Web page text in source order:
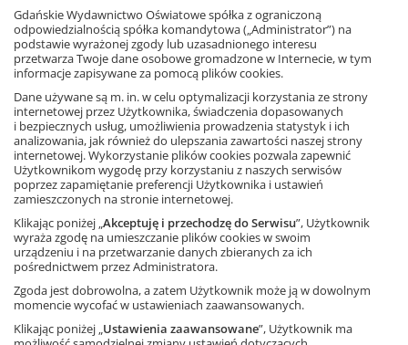
Systemy operacyjne, na których
można uruchomić program
Windows macOS Linux
Więcej informacji
Prosty w obsłudze program komputerowy dostępny
wyłącznie dla nauczycieli matematyki. Umożliwia
Ta strona używa plików cookies.
Gdańskie Wydawnictwo Oświatowe spółka z ograniczoną
odpowiedzialnością spółka komandytowa („Administrator”) na
podstawie wyrażonej zgody lub uzasadnionego interesu
przetwarza Twoje dane osobowe gromadzone w Internecie, w tym
informacje zapisywane za pomocą plików cookies.
Dane używane są m. in. w celu optymalizacji korzystania ze strony
internetowej przez Użytkownika, świadczenia dopasowanych
i bezpiecznych usług, umożliwienia prowadzenia statystyk i ich
analizowania, jak również do ulepszania zawartości naszej strony
internetowej. Wykorzystanie plików cookies pozwala zapewnić
Użytkownikom wygodę przy korzystaniu z naszych serwisów
poprzez zapamiętanie preferencji Użytkownika i ustawień
zamieszczonych na stronie internetowej.
Klikając poniżej „Akceptuję i przechodzę do Serwisu”, Użytkownik
wyraża zgodę na umieszczanie plików cookies w swoim
urządzeniu i na przetwarzanie danych zbieranych za ich
pośrednictwem przez Administratora.
Zgoda jest dobrowolna, a zatem Użytkownik może ją w dowolnym
momencie wycofać w ustawieniach zaawansowanych.
Klikając poniżej „Ustawienia zaawansowane”, Użytkownik ma